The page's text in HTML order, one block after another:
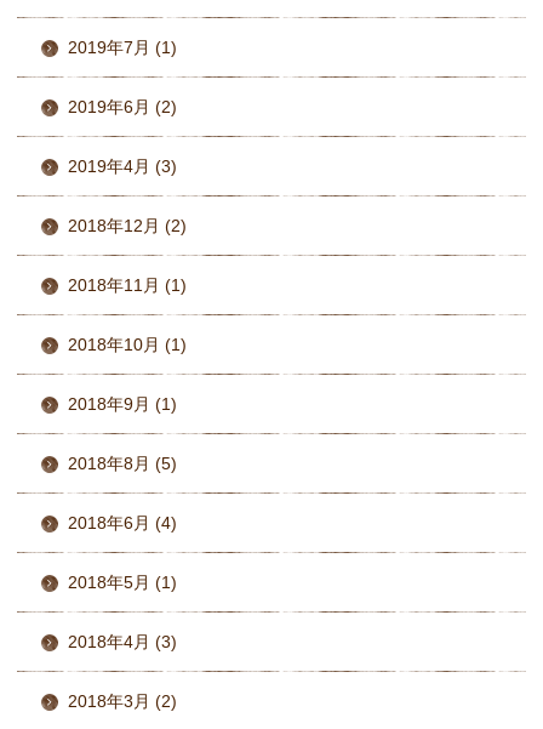
2019年7月 (1)
2019年6月 (2)
2019年4月 (3)
2018年12月 (2)
2018年11月 (1)
2018年10月 (1)
2018年9月 (1)
2018年8月 (5)
2018年6月 (4)
2018年5月 (1)
2018年4月 (3)
2018年3月 (2)